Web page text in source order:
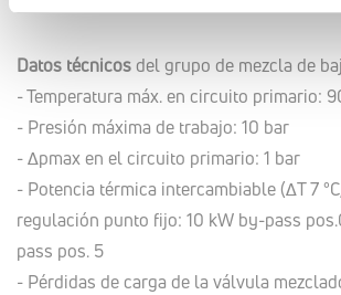
Datos técnicosdel grupo de mezcla de
- Temperatura máx. en circuito primario:
- Presión máxima de trabajo: 10 bar
- ∆pmax en el circuito primario: 1 bar
- Potencia térmica intercambiable (∆T 7
regulación punto fijo: 10 kW by-pass
pass pos. 5
- Pérdidas de carga de la válvula